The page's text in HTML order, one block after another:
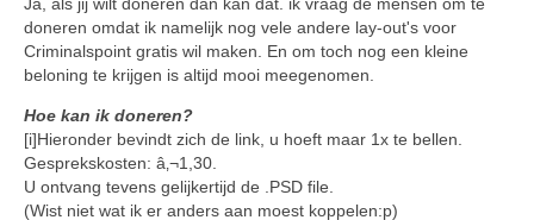
doneren omdat ik namelijk nog vele andere lay-out's voor
Criminalspoint gratis wil maken. En om toch nog een kleine
beloning te krijgen is altijd mooi meegenomen.
Hoe kan ik doneren?
[i]Hieronder bevindt zich de link, u hoeft maar 1x te bellen.
Gesprekskosten: â‚¬1,30.
U ontvang tevens gelijkertijd de .PSD file.
(Wist niet wat ik er anders aan moest koppelen:p)